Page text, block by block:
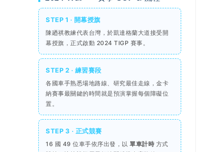
STEP 1 ‧ 開幕授旗
陳廼祺教練代表台灣，於凱達格蘭大道接受開
幕授旗，正式啟動 2024 TIGP 賽事。
STEP 2 ‧ 練習賽段
各國車手熟悉場地路線、研究最佳走線，金卡
納賽事最關鍵的時間就是預演掌握每個障礙位
置。
STEP 3 ‧ 正式競賽
16 國 49 位車手依序出發，以 單車計時 方式